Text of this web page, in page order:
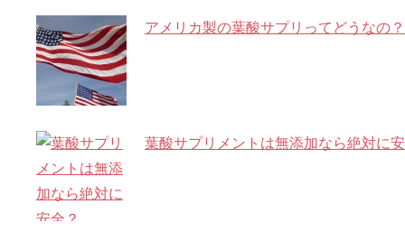
アメリカ製の葉酸サプリってどうなの
葉酸サプリメントは無添加なら絶対に